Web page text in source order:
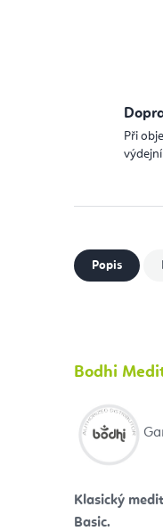
Při
Popis
Bodhi
Klasický
Basic.